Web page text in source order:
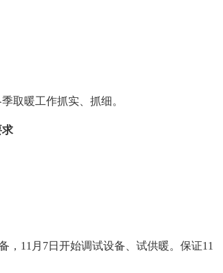
暖工作抓实、抓细。
11月7日开始调试设备、试供暖。保证11